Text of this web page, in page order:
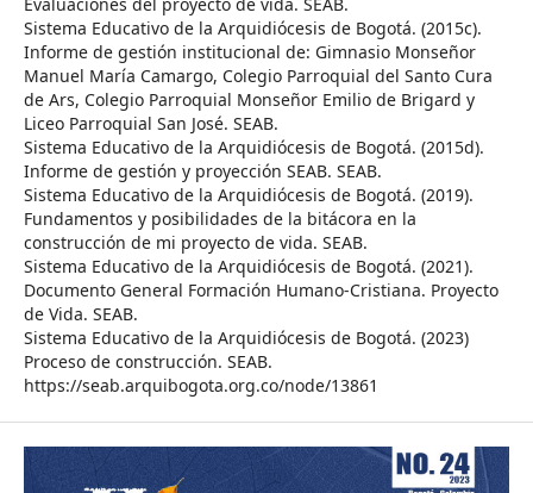
Sistema Educativo de la Arquidiócesis de Bogotá. (2015c).
Informe de gestión institucional de: Gimnasio Monseñor
Manuel María Camargo, Colegio Parroquial del Santo Cura
de Ars, Colegio Parroquial Monseñor Emilio de Brigard y
Liceo Parroquial San José. SEAB.
Sistema Educativo de la Arquidiócesis de Bogotá. (2015d).
Informe de gestión y proyección SEAB. SEAB.
Sistema Educativo de la Arquidiócesis de Bogotá. (2019).
Fundamentos y posibilidades de la bitácora en la
construcción de mi proyecto de vida. SEAB.
Sistema Educativo de la Arquidiócesis de Bogotá. (2021).
Documento General Formación Humano-Cristiana. Proyecto
de Vida. SEAB.
Sistema Educativo de la Arquidiócesis de Bogotá. (2023)
Proceso de construcción. SEAB.
https://seab.arquibogota.org.co/node/13861